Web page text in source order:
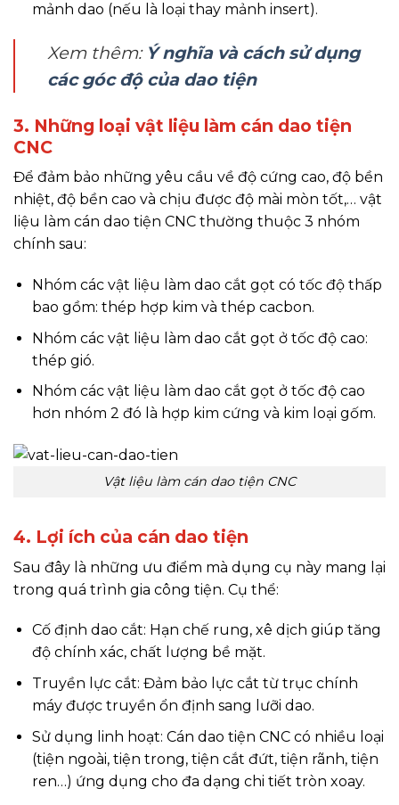
mảnh dao (nếu là loại thay mảnh insert).
Xem thêm: Ý nghĩa và cách sử dụng
các góc độ của dao tiện
3. Những loại vật liệu làm cán dao tiện
CNC
Để đảm bảo những yêu cầu về độ cứng cao, độ bền
nhiệt, độ bền cao và chịu được độ mài mòn tốt,… vật
liệu làm cán dao tiện CNC thường thuộc 3 nhóm
chính sau:
Nhóm các vật liệu làm dao cắt gọt có tốc độ thấp
bao gồm: thép hợp kim và thép cacbon.
Nhóm các vật liệu làm dao cắt gọt ở tốc độ cao:
thép gió.
Nhóm các vật liệu làm dao cắt gọt ở tốc độ cao
hơn nhóm 2 đó là hợp kim cứng và kim loại gốm.
Vật liệu làm cán dao tiện CNC
4. Lợi ích của cán dao tiện
Sau đây là những ưu điểm mà dụng cụ này mang lại
trong quá trình gia công tiện. Cụ thể:
Cố định dao cắt: Hạn chế rung, xê dịch giúp tăng
độ chính xác, chất lượng bề mặt.
Truyền lực cắt: Đảm bảo lực cắt từ trục chính
máy được truyền ổn định sang lưỡi dao.
Sử dụng linh hoạt: Cán dao tiện CNC có nhiều loại
(tiện ngoài, tiện trong, tiện cắt đứt, tiện rãnh, tiện
ren…) ứng dụng cho đa dạng chi tiết tròn xoay.